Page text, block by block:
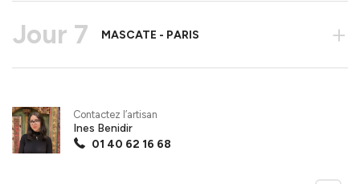
Jour 7 MASCATE - PARIS +
Contactez l’artisan
Ines Benidir
01 40 62 16 68